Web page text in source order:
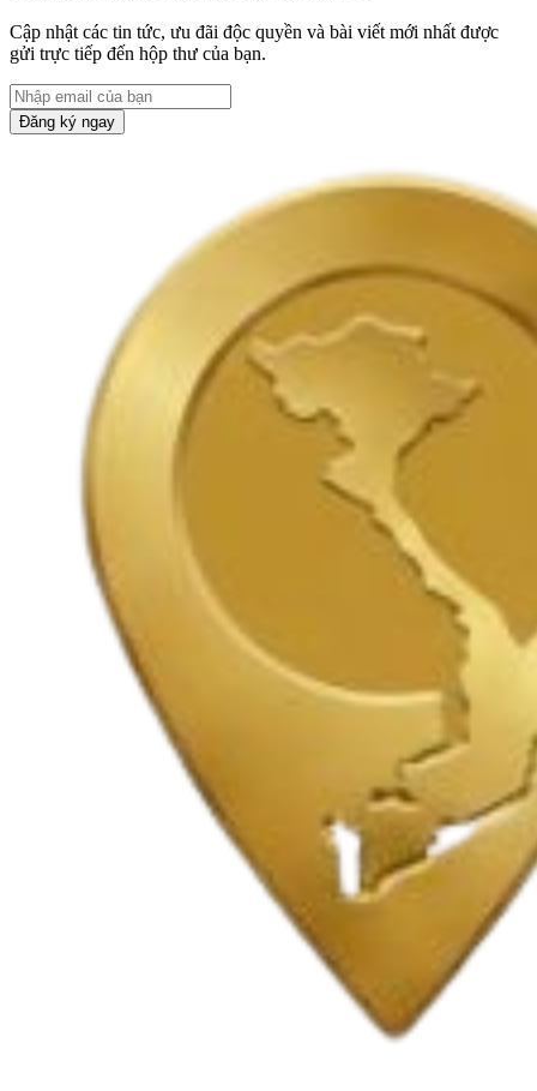
Cập nhật các tin tức, ưu đãi độc quyền và bài viết mới nhất được
gửi trực tiếp đến hộp thư của bạn.
Đăng ký ngay